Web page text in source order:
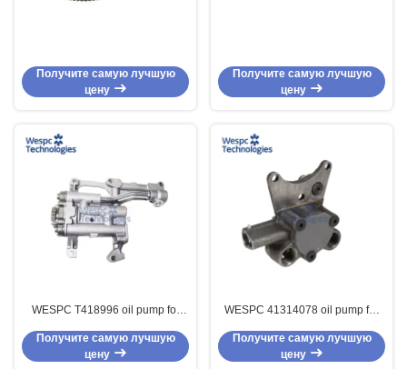
Получите самую лучшую
цену
Получите самую лучшую
цену
WESPC T418996 oil pump for
engines
Получите самую лучшую
цену
WESPC 41314078 oil pump for
engines
Получите самую лучшую
цену